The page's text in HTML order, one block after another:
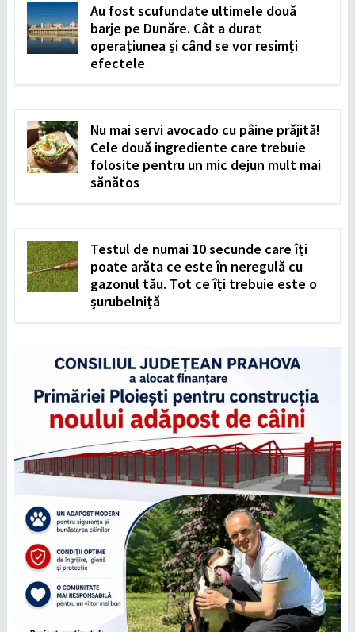
Au fost scufundate ultimele două
barje pe Dunăre. Cât a durat
operațiunea și când se vor resimți
efectele
Nu mai servi avocado cu pâine prăjită!
Cele două ingrediente care trebuie
folosite pentru un mic dejun mult mai
sănătos
Testul de numai 10 secunde care îți
poate arăta ce este în neregulă cu
gazonul tău. Tot ce îți trebuie este o
șurubelniță